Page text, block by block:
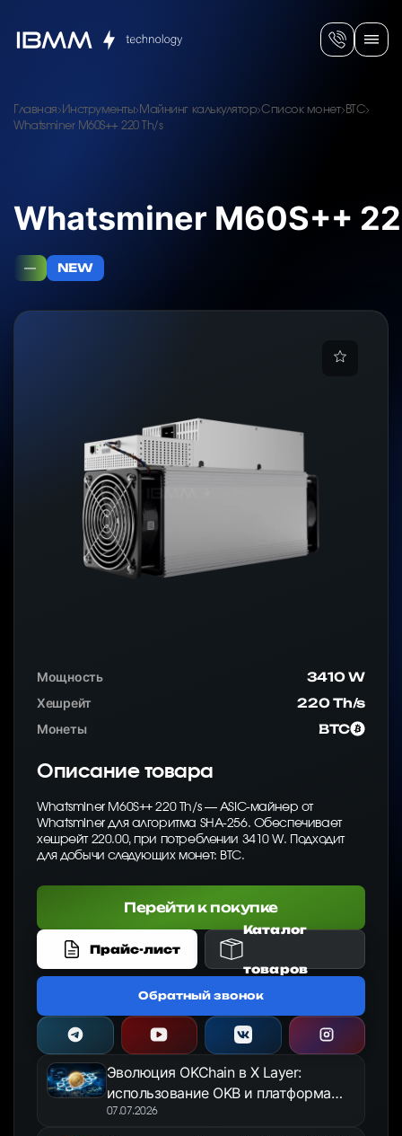
Главная Инструменты Майнинг калькулятор Список монет BTC
Whatsminer M60S++ 220 Th/s
Whatsminer M60S++
— NEW
Мощность
3410 W
Хешрейт
220 Th/s
Монеты
BTC
Описание товара
Whatsminer M60S++ 220 Th/s — ASIC-майнер от
Whatsminer для алгоритма SHA-256. Обеспечивает
хешрейт 220.00, при потреблении 3410 W. Подходит
для добычи следующих монет: BTC.
Перейти к покупке
Прайс-лист
Каталог
товаров
Обратный звонок
Эволюция OKChain в X Layer:
использование OKB и платформа
OKX Jumpstart в 2026 году
07.07.2026